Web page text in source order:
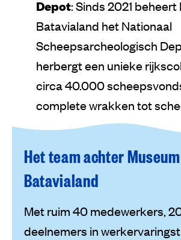
Depot: Sinds 2021 beheert
Batavialand het Nationaal
Scheepsarcheologisch
herbergt een unieke
circa 40.000
complete wrakken tot
Het team achter Museum
Batavialand
Met ruim 40 medewerkers,
deelnemers in